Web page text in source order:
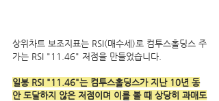
상위차트 보조지표는 RSI(매수세)로 컴투스홀딩스 주
가는 RSI "11.46" 저점을 만들었습니다.
일봉 RSI "11.46"는 컴투스홀딩스가 지난 10년 동
안 도달하지 않은 저점이며 이를 볼 때 상당히 과매도